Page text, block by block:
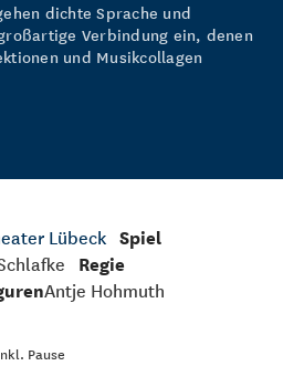
dichte Sprache und
Verbindung ein, denen
und Musikcollagen
Lübeck Spiel
Regie
Antje Hohmuth
Pause